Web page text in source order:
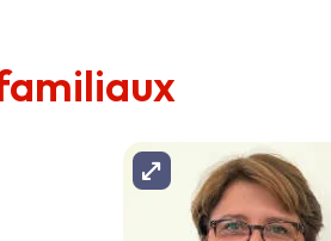
Agrandir l'image